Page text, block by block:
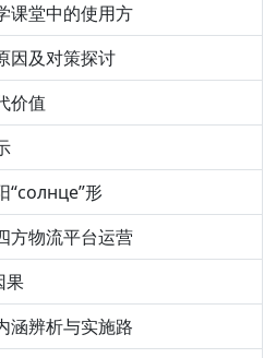
课堂中的使用方
因及对策探讨
价值
“солнце”形
方物流平台运营
果
涵辨析与实施路